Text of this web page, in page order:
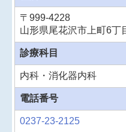
〒999-4228
山形県尾花沢市上町6丁
診療科目
内科・消化器内科
電話番号
0237-23-2125